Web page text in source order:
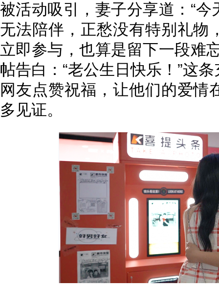
被活动吸引，妻子分享道：“
无法陪伴，正愁没有特别礼物
立即参与，也算是留下一段难
帖告白：“老公生日快乐！”这
网友点赞祝福，让他们的爱情
多见证。